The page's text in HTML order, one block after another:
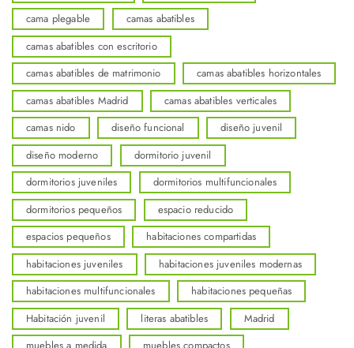
cama plegable
camas abatibles
camas abatibles con escritorio
camas abatibles de matrimonio
camas abatibles horizontales
camas abatibles Madrid
camas abatibles verticales
camas nido
diseño funcional
diseño juvenil
diseño moderno
dormitorio juvenil
dormitorios juveniles
dormitorios multifuncionales
dormitorios pequeños
espacio reducido
espacios pequeños
habitaciones compartidas
habitaciones juveniles
habitaciones juveniles modernas
habitaciones multifuncionales
habitaciones pequeñas
Habitación juvenil
literas abatibles
Madrid